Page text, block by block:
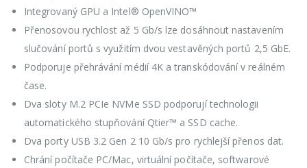
Integrovaný GPU a Intel® OpenVINO™
Přenosovou rychlost až 5 Gb/s lze dosáhnout nastavením
slučování portů s využitím dvou vestavěných portů 2,5 GbE.
Podporuje přehrávání médií 4K a transkódování v reálném
čase.
Dva sloty M.2 PCIe NVMe SSD podporují technologii
automatického stupňování Qtier™ a SSD cache.
Dva porty USB 3.2 Gen 2 10 Gb/s pro rychlejší přenos dat.
Chrání počítače PC/Mac, virtuální počítače, softwarové